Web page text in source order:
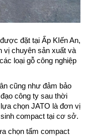
đặt tại Ấp KIến An,
vị chuyên sản xuất và
loại gỗ công nghiệp
cũng như đảm bảo
công ty sau thời
chọn JATO là đơn vị
compact tại cơ sở.
chọn tấm compact